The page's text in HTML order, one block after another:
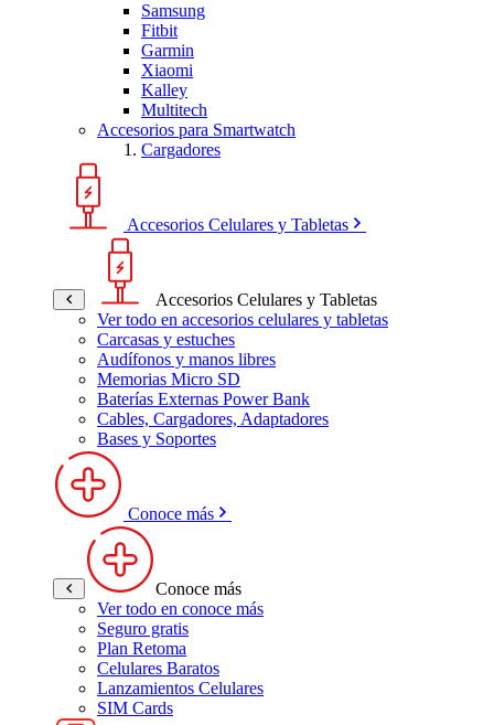
Samsung
Fitbit
Garmin
Xiaomi
Kalley
Multitech
Accesorios para Smartwatch
Cargadores
Accesorios Celulares y Tabletas
Accesorios Celulares y Tabletas
Ver todo en accesorios celulares y tabletas
Carcasas y estuches
Audífonos y manos libres
Memorias Micro SD
Baterías Externas Power Bank
Cables, Cargadores, Adaptadores
Bases y Soportes
Conoce más
Conoce más
Ver todo en conoce más
Seguro gratis
Plan Retoma
Celulares Baratos
Lanzamientos Celulares
SIM Cards